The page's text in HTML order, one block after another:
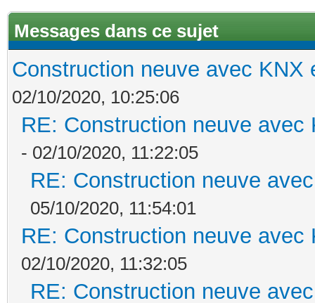
Messages dans ce sujet
Construction neuve avec KNX
02/10/2020, 10:25:06
RE: Construction neuve avec
- 02/10/2020, 11:22:05
RE: Construction neuve
05/10/2020, 11:54:01
RE: Construction neuve avec
02/10/2020, 11:32:05
RE: Construction neuve